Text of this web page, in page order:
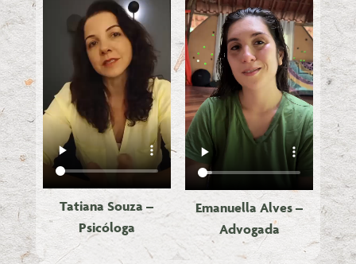
Tatiana Souza –
Psicóloga
Emanuella Alves​ –
Advogada